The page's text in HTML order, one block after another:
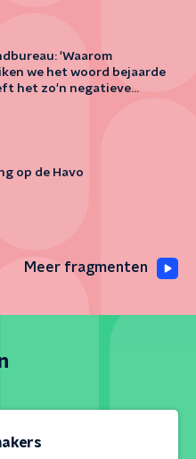
'Waarom
we het woord bejaarde
het zo'n negatieve
op de Havo
Meer fragmenten